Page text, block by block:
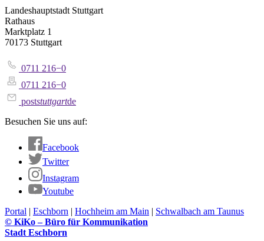
Landeshauptstadt Stuttgart
Rathaus
Marktplatz 1
70173 Stuttgart
0711 216−0
0711 216−0
poststuttgartde
Besuchen Sie uns auf:
Facebook
Twitter
Instagram
Youtube
Portal | Eschborn | Hochheim am Main | Schwalbach am Taunus
© KiKo – Büro für Kommunikation
Stadt Eschborn